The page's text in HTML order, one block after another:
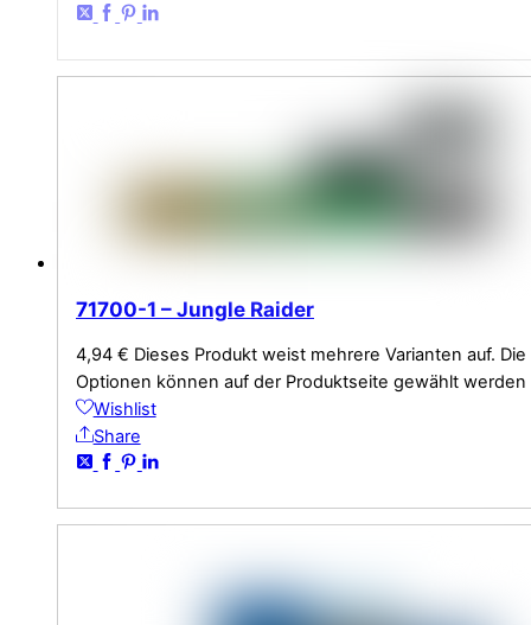
71700-1 – Jungle Raider
4,94 € Dieses Produkt weist mehrere Varianten auf. Die
Optionen können auf der Produktseite gewählt werden
Wishlist
Share